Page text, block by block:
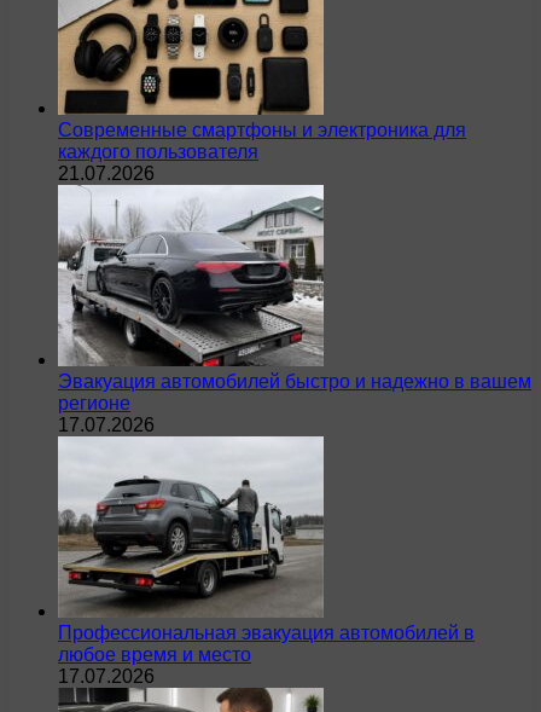
Современные смартфоны и электроника для
каждого пользователя
21.07.2026
Эвакуация автомобилей быстро и надежно в вашем
регионе
17.07.2026
Профессиональная эвакуация автомобилей в
любое время и место
17.07.2026